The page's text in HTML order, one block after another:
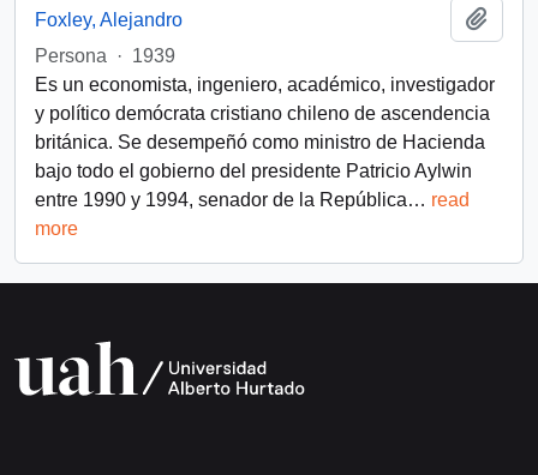
Foxley, Alejandro
Persona
· 1939
Es un economista, ingeniero, académico, investigador
y político demócrata cristiano chileno de ascendencia
británica. Se desempeñó como ministro de Hacienda
bajo todo el gobierno del presidente Patricio Aylwin
entre 1990 y 1994, senador de la República… read
more